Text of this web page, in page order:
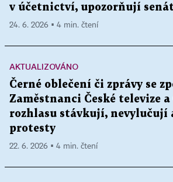
v účetnictví, upozorňují
24. 6. 2026 ▪ 4 min. čtení
AKTUALIZOVÁNO
Černé oblečení či zprávy se
Zaměstnanci České televize a
rozhlasu stávkují, nevylučují
protesty
22. 6. 2026 ▪ 4 min. čtení